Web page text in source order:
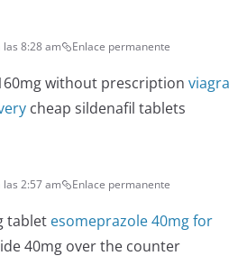
8:28 am Enlace permanente
without prescription viagra
cheap sildenafil tablets
2:57 am Enlace permanente
tablet esomeprazole 40mg for
40mg over the counter